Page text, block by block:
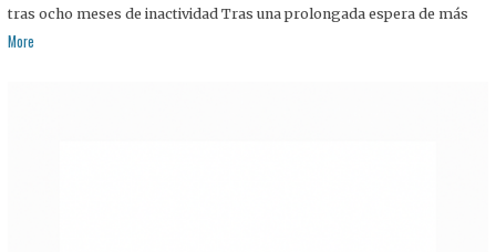
tras ocho meses de inactividad Tras una prolongada espera de más
More